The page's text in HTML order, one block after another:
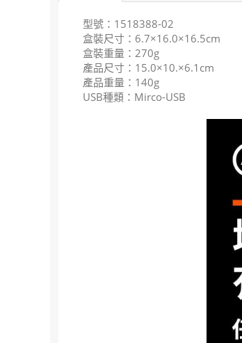
型號：1518388-02
盒裝尺寸：6.7×16.0×16.5cm
盒裝重量：270g
產品尺寸：15.0×10.×6.1cm
產品重量：140g
USB種類：Mirco-USB